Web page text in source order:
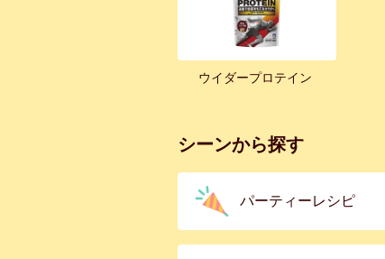
ウイダープロテイン
シーンから探す
パーティーレシピ